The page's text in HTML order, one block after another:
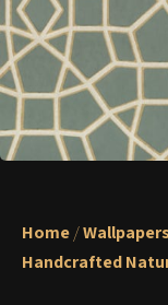
Home/
Handcrafted